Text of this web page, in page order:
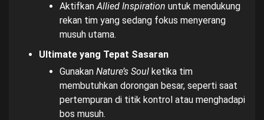
AktifkanAllied Inspiration untuk mendukung
rekan tim yang sedang fokus menyerang
musuh utama.
Ultimate yang Tepat Sasaran
Gunakan Nature’s Soul ketika tim
membutuhkan dorongan besar, seperti saat
pertempuran di titik kontrol atau menghadapi
bos musuh.